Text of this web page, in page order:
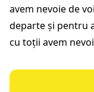
avem nevoie de
departe și pentru
cu toții avem